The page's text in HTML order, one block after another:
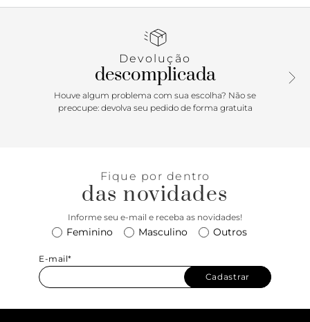
cabedal em cinza apresenta design de costura pesponto
azul aplicada na parte traseira. De amarrar por atacadores,
recortada com design em “A” em napa bege e tag lateral
marrom Anacapri.Porque Apostar: Um tênis para chamar
seu. Com referência ao número da localização da Estação
Anacapri, na Oscar Freire, em São Paulo, o tênis feminino
descomplicado, comfy e fresh, combine esse modelinho
desejo com peças leves!
Devolução
descomplicada
Houve algum problema com sua escolha? Não se
preocupe: devolva seu pedido de forma gratuita
Fique por dentro
das novidades
Informe seu e-mail e receba as novidades!
Feminino Masculino Outros
E-mail*
Cadastrar